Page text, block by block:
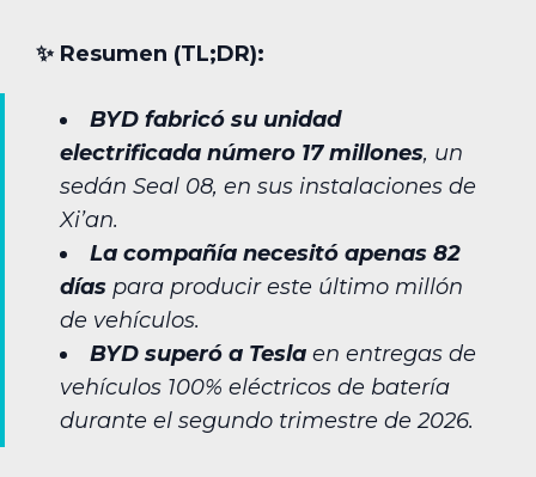
✨︎ Resumen (TL;DR):
BYD fabricó su unidad
electrificada número 17 millones, un
sedán Seal 08, en sus instalaciones de
Xi’an.
La compañía necesitó apenas 82
días para producir este último millón
de vehículos.
BYD superó a Tesla en entregas de
vehículos 100% eléctricos de batería
durante el segundo trimestre de 2026.